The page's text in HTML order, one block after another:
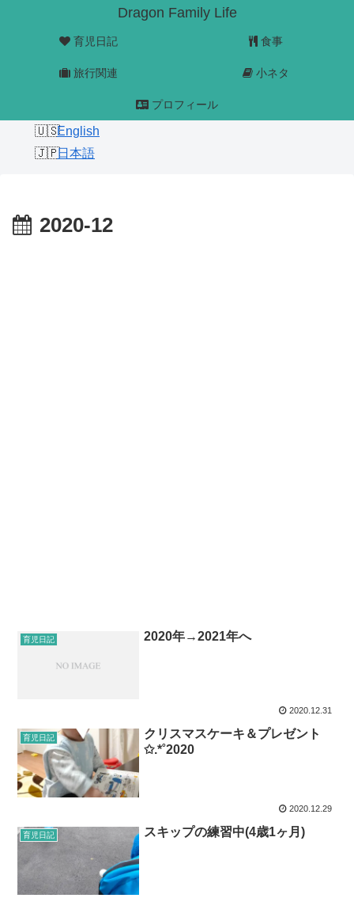
Dragon Family Life
育児日記 食事
旅行関連 小ネタ
プロフィール
English
日本語
2020-12
育児日記 2020年→2021年へ
2020.12.31
育児日記
クリスマスケーキ＆プレゼント
✩.*˚2020
2020.12.29
育児日記 スキップの練習中(4歳1ヶ月)